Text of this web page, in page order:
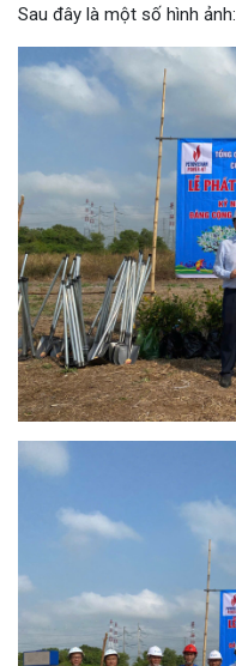
Sau đây là một số hình ảnh: